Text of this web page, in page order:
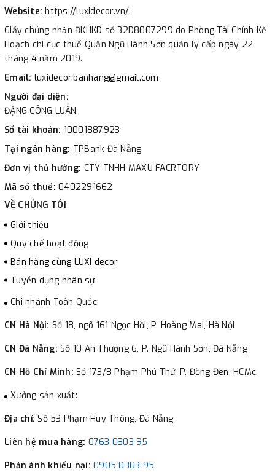
Website: https://luxidecor.vn/.
Giấy chứng nhận ĐKHKD số 32D8007299 do Phòng Tài Chính Kế
Hoạch chi cục thuế Quận Ngũ Hành Sơn quản lý cấp ngày 22
tháng 4 năm 2019.
Email: luxidecor.banhang@gmail.com
Người đại diện:
ĐẶNG CÔNG LUẬN
Số tài khoản: 10001887923
Tại ngân hàng: TPBank Đà Nẵng
Đơn vị thủ hưởng: CTY TNHH MAXU FACRTORY
Mã số thuế: 0402291662
VỀ CHÚNG TÔI
Giới thiệu
Quy chế hoạt động
Bán hàng cùng LUXI decor
Tuyển dụng nhân sự
Chi nhánh Toàn Quốc:
CN Hà Nội: Số 18, ngõ 161 Ngọc Hồi, P. Hoàng Mai, Hà Nội
CN Đà Nẵng: Số 10 An Thượng 6, P. Ngũ Hành Sơn, Đà Nẵng
CN Hồ Chí Minh: Số 173/8 Phạm Phú Thứ, P. Đồng Đen, HCMc
Xưởng sản xuất:
Địa chỉ:Số 53 Phạm Huy Thông, Đà Nẵng
Liên hệ mua hàng: 0763 0303 95
Phản ánh khiếu nại: 0905 0303 95